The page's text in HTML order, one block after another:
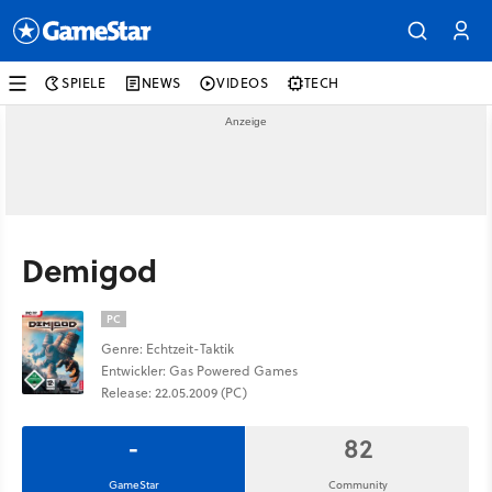
SPIELE NEWS VIDEOS TECH
Demigod
PC
Genre: Echtzeit-Taktik
Entwickler: Gas Powered Games
Release: 22.05.2009 (PC)
-
GameStar
82
Community